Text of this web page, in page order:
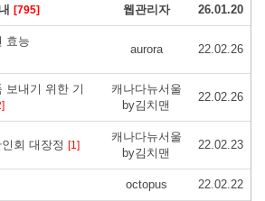
[795] 웹관리자 26.01.20
효능
aurora 22.02.26
보내기 위한 기
캐나다뉴서울
by김치맨
22.02.26
회 대장정 [1]
캐나다뉴서울
by김치맨
22.02.23
octopus 22.02.22